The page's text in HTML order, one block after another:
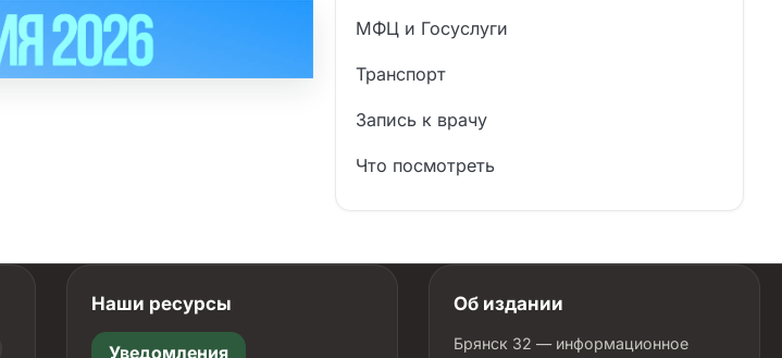
МФЦ и Госуслуги
Транспорт
Запись к врачу
Что посмотреть
Наши ресурсы
Уведомления
Об издании
Брянск 32 — информационное